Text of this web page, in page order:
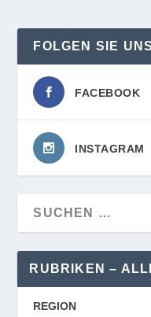
FOLGEN SIE UNS
FACEBOOK
INSTAGRAM
RUBRIKEN –
REGION